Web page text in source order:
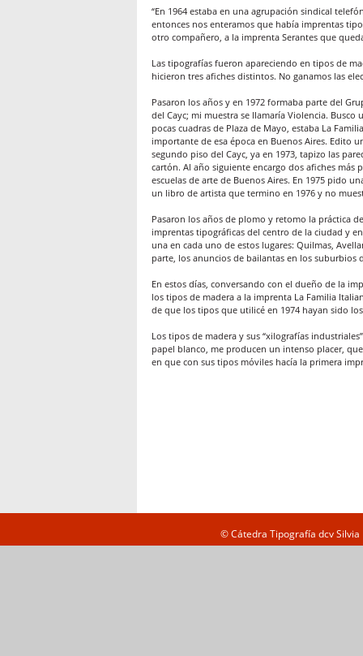
“En 1964 estaba en una agrupación sindical
entonces nos enteramos que había imprentas
otro compañero, a la imprenta Serantes que
Las tipografías fueron apareciendo en tipos de
hicieron tres afiches distintos. No ganamos las
Pasaron los años y en 1972 formaba parte del
del Cayc; mi muestra se llamaría Violencia.
pocas cuadras de Plaza de Mayo, estaba La
importante de esa época en Buenos Aires. Edito
segundo piso del Cayc, ya en 1973, tapizo las
cartón. Al año siguiente encargo dos afiches más
escuelas de arte de Buenos Aires. En 1975 pido
un libro de artista que termino en 1976 y no
Pasaron los años de plomo y retomo la práctica
imprentas tipográficas del centro de la ciudad y
una en cada uno de estos lugares: Quilmas,
parte, los anuncios de bailantas en los suburbios
En estos días, conversando con el dueño de la
los tipos de madera a la imprenta La Familia
de que los tipos que utilicé en 1974 hayan sido
Los tipos de madera y sus “xilografías
papel blanco, me producen un intenso placer,
en que con sus tipos móviles hacía la primera
© Cátedra Tipografía dcv